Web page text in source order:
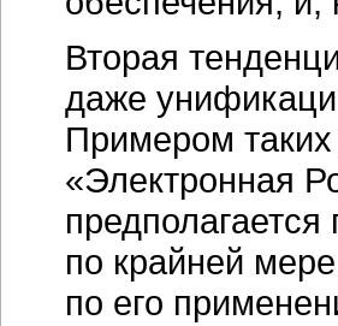
Вторая
даже
Примером
«Электронная
по крайней
по его